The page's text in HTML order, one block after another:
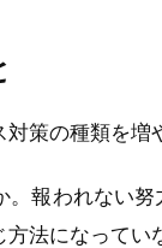
策の種類を増
報われない
法になってい